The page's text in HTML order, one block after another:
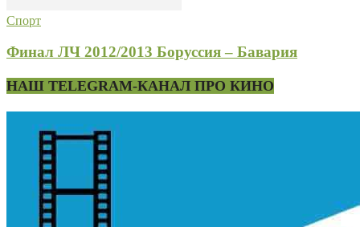
Спорт
Финал ЛЧ 2012/2013 Боруссия – Бавария
НАШ TELEGRAM-КАНАЛ ПРО КИНО